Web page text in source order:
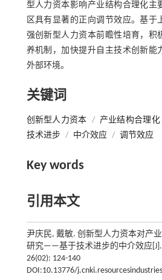
型人力资本影响产业结构合理化主
区具有显著的正向调节效应。基于
强创新型人力资本前瞻性培育，积
养机制，加快提升自主技术创新能
外部环境。
关键词
创新型人力资本 / 产业结构合理化
技术进步 / 中介效应 / 调节效应
Key words
引用本文
尹庆民, 戴敏. 创新型人力资本对产
研究——基于技术进步的中介效应[J].
26(02): 124-140
DOI:10.13776/